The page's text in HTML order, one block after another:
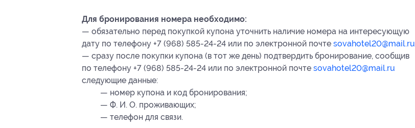
Для бронирования номера необходимо:
— обязательно перед покупкой купона уточнить наличие номера на интересующую
дату по телефону +7 (968) 585-24-24 или по электронной почте sovahotel20@mail.ru
— сразу после покупки купона (в тот же день) подтвердить бронирование, сообщив
по телефону +7 (968) 585-24-24 или по электронной почте sovahotel20@mail.ru
следующие данные:
— номер купона и код бронирования;
— Ф. И. О. проживающих;
— телефон для связи.